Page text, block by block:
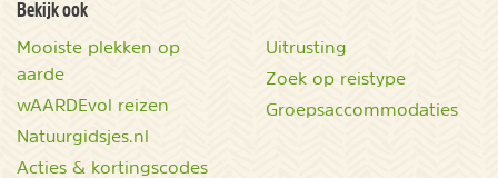
Bekijk ook
Mooiste plekken op
aarde
wAARDEvol reizen
Natuurgidsjes.nl
Acties & kortingscodes
Uitrusting
Zoek op reistype
Groepsaccommodaties